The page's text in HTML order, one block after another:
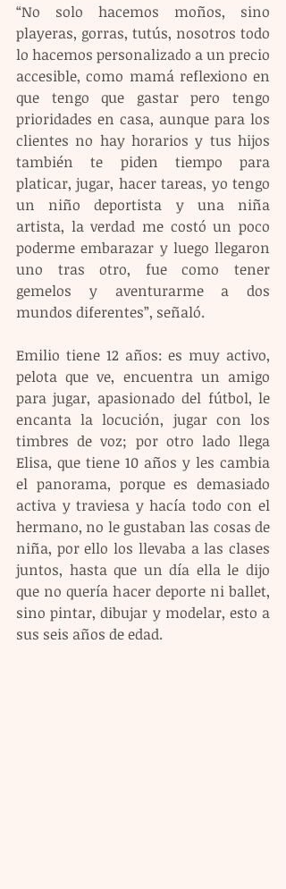
“No solo hacemos moños, sino
playeras, gorras, tutús, nosotros todo
lo hacemos personalizado a un precio
accesible, como mamá reflexiono en
que tengo que gastar pero tengo
prioridades en casa, aunque para los
clientes no hay horarios y tus hijos
también te piden tiempo para
platicar, jugar, hacer tareas, yo tengo
un niño deportista y una niña
artista, la verdad me costó un poco
poderme embarazar y luego llegaron
uno tras otro, fue como tener
gemelos y aventurarme a dos
mundos diferentes”, señaló.
Emilio tiene 12 años: es muy activo,
pelota que ve, encuentra un amigo
para jugar, apasionado del fútbol, le
encanta la locución, jugar con los
timbres de voz; por otro lado llega
Elisa, que tiene 10 años y les cambia
el panorama, porque es demasiado
activa y traviesa y hacía todo con el
hermano, no le gustaban las cosas de
niña, por ello los llevaba a las clases
juntos, hasta que un día ella le dijo
que no quería hacer deporte ni ballet,
sino pintar, dibujar y modelar, esto a
sus seis años de edad.